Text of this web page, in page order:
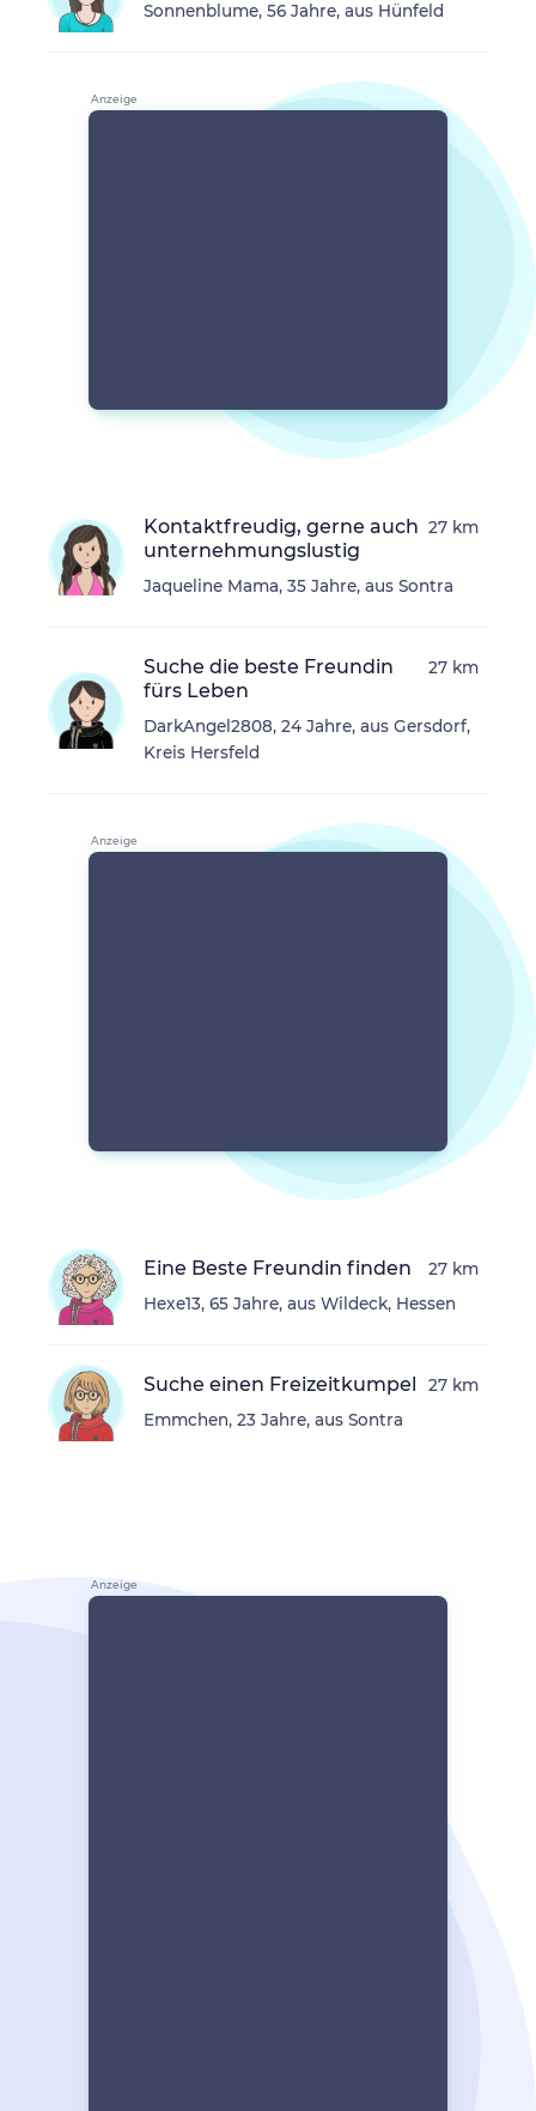
Sonnenblume, 56 Jahre, aus Hünfeld
Kontaktfreudig, gerne auch
unternehmungslustig
Jaqueline Mama, 35 Jahre, aus Sontra
27 km
Suche die beste Freundin
fürs Leben
DarkAngel2808, 24 Jahre, aus Gersdorf,
Kreis Hersfeld
27 km
Eine Beste Freundin finden
Hexe13, 65 Jahre, aus Wildeck, Hessen
27 km
Suche einen Freizeitkumpel
Emmchen, 23 Jahre, aus Sontra
27 km